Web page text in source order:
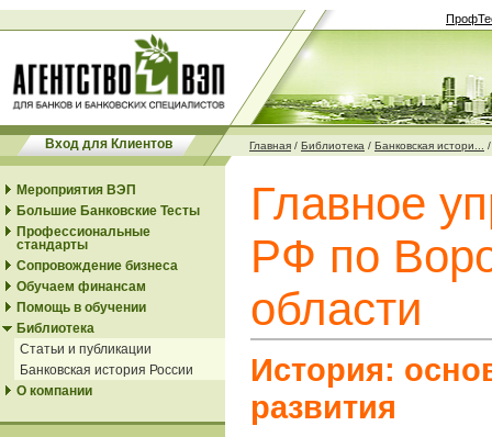
Вход для Клиентов Главная / Библиотека / Банковская истори...
Мероприятия ВЭП
Большие Банковские Тесты
Профессиональные
стандарты
Сопровождение бизнеса
Обучаем финансам
Помощь в обучении
Библиотека
Статьи и публикации
Банковская история России
О компании
Главное
РФ по
области
История:
развития